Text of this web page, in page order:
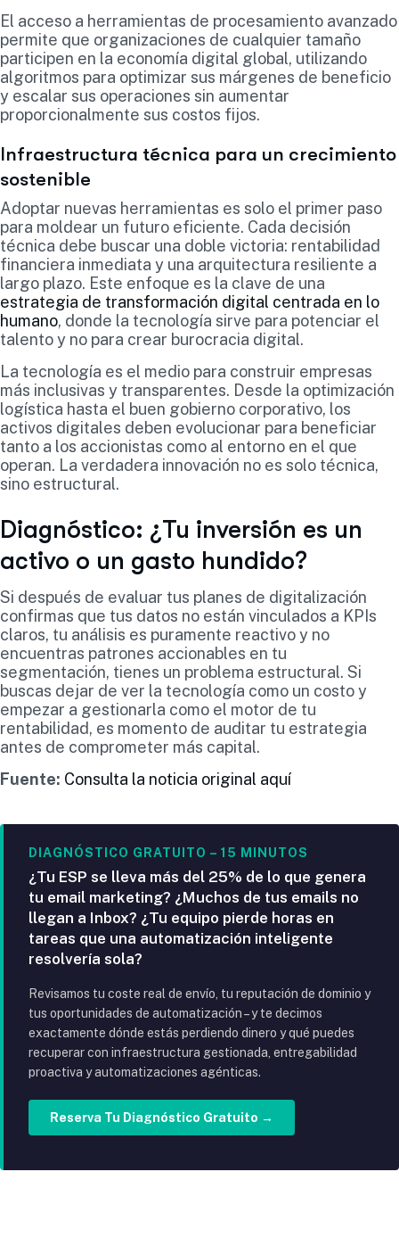
El acceso a herramientas de procesamiento avanzado
permite que organizaciones de cualquier tamaño
participen en la economía digital global, utilizando
algoritmos para optimizar sus márgenes de beneficio
y escalar sus operaciones sin aumentar
proporcionalmente sus costos fijos.
Infraestructura técnica para un crecimiento
sostenible
Adoptar nuevas herramientas es solo el primer paso
para moldear un futuro eficiente. Cada decisión
técnica debe buscar una doble victoria: rentabilidad
financiera inmediata y una arquitectura resiliente a
largo plazo. Este enfoque es la clave de una
estrategia de transformación digital centrada en lo
humano, donde la tecnología sirve para potenciar el
talento y no para crear burocracia digital.
La tecnología es el medio para construir empresas
más inclusivas y transparentes. Desde la optimización
logística hasta el buen gobierno corporativo, los
activos digitales deben evolucionar para beneficiar
tanto a los accionistas como al entorno en el que
operan. La verdadera innovación no es solo técnica,
sino estructural.
Diagnóstico: ¿Tu inversión es un
activo o un gasto hundido?
Si después de evaluar tus planes de digitalización
confirmas que tus datos no están vinculados a KPIs
claros, tu análisis es puramente reactivo y no
encuentras patrones accionables en tu
segmentación, tienes un problema estructural. Si
buscas dejar de ver la tecnología como un costo y
empezar a gestionarla como el motor de tu
rentabilidad, es momento de auditar tu estrategia
antes de comprometer más capital.
Fuente: Consulta la noticia original aquí
DIAGNÓSTICO GRATUITO – 15 MINUTOS
¿Tu ESP se lleva más del 25% de lo que genera
tu email marketing? ¿Muchos de tus emails no
llegan a Inbox? ¿Tu equipo pierde horas en
tareas que una automatización inteligente
resolvería sola?
Revisamos tu coste real de envío, tu reputación de dominio y
tus oportunidades de automatización – y te decimos
exactamente dónde estás perdiendo dinero y qué puedes
recuperar con infraestructura gestionada, entregabilidad
proactiva y automatizaciones agénticas.
Reserva Tu Diagnóstico Gratuito →